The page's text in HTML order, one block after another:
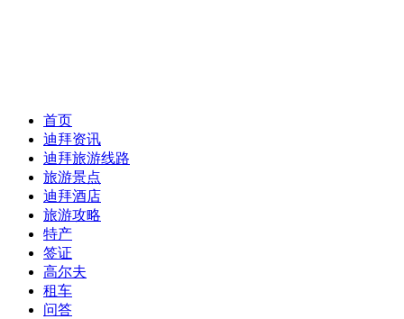
首页
迪拜资讯
迪拜旅游线路
旅游景点
迪拜酒店
旅游攻略
特产
签证
高尔夫
租车
问答